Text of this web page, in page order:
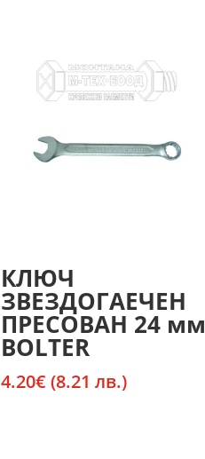
КЛЮЧ
ЗВЕЗДОГАЕЧЕН
ПРЕСОВАН 24 мм
BOLTER
4.20€ (8.21 лв.)